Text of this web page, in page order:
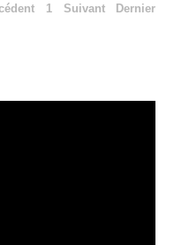
1 Suivant Dernier